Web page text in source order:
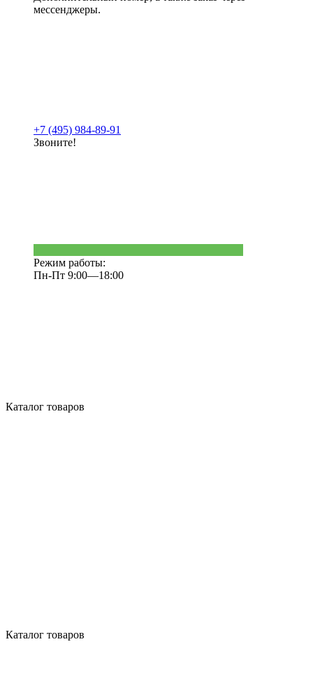
мессенджеры.
+7 (495) 984-89-91
Звоните!
Режим работы:
Пн-Пт 9:00—18:00
Каталог товаров
Каталог товаров